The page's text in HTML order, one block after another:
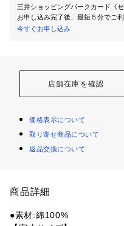
三井ショッピングパークカード《
お申し込み完了後、最短５分でご利
今すぐお申し込み
店舗在庫を確認
価格表示について
取り寄せ商品について
返品交換について
商品詳細
●素材:綿100%